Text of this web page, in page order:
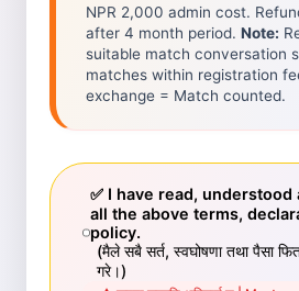
NPR 2,000 admin cost.
after 4 month period. Note:
suitable match conversation
matches within registration
exchange = Match counted.
✅ I have read, understood
all the above terms,
policy.
(मैले सबै सर्त, स्वघोषणा तथा पैसा
गरे।)